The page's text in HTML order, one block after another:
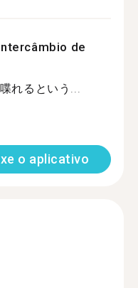
de
れるという...
o aplicativo